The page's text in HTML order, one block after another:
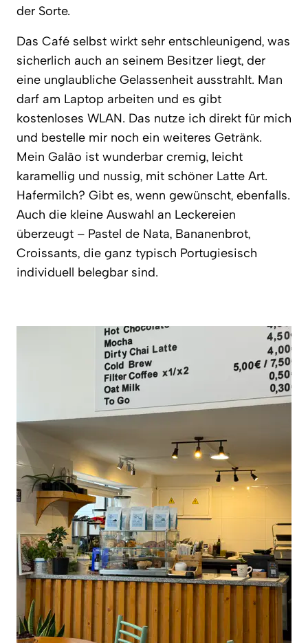
der Sorte.
Das Café selbst wirkt sehr entschleunigend, was
sicherlich auch an seinem Besitzer liegt, der
eine unglaubliche Gelassenheit ausstrahlt. Man
darf am Laptop arbeiten und es gibt
kostenloses WLAN. Das nutze ich direkt für mich
und bestelle mir noch ein weiteres Getränk.
Mein Galão ist wunderbar cremig, leicht
karamellig und nussig, mit schöner Latte Art.
Hafermilch? Gibt es, wenn gewünscht, ebenfalls.
Auch die kleine Auswahl an Leckereien
überzeugt – Pastel de Nata, Bananenbrot,
Croissants, die ganz typisch Portugiesisch
individuell belegbar sind.